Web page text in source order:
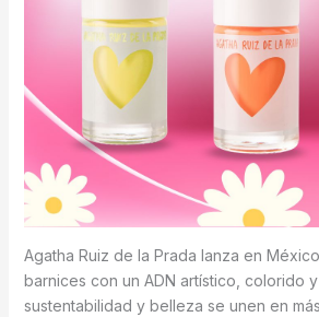
Agatha Ruiz de la Prada lanza en
barnices con un ADN artístico, colorido
sustentabilidad y belleza se unen en